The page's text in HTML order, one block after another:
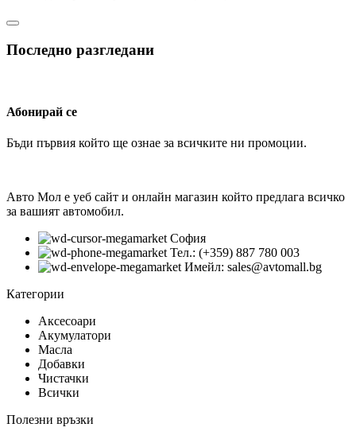
Последно разгледани
Абонирай се
Бъди първия който ще ознае за всичките ни промоции.
Авто Мол е уеб сайт и онлайн магазин който предлага всичко
за вашият автомобил.
София
Тел.: (+359) 887 780 003
Имейл: sales@avtomall.bg
Категории
Аксесоари
Акумулатори
Масла
Добавки
Чистачки
Всички
Полезни връзки